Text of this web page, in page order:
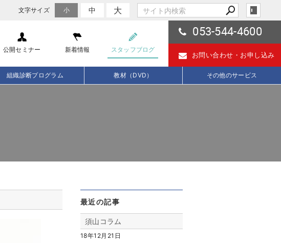
文字サイズ 小 中 大
公開セミナー 新着情報 スタッフブログ
053-544-4600
お問い合わせ・ お申し込み
組織診断プログラム 教材（DVD） その他のサービス
最近の記事
須山コラム
18年12月21日